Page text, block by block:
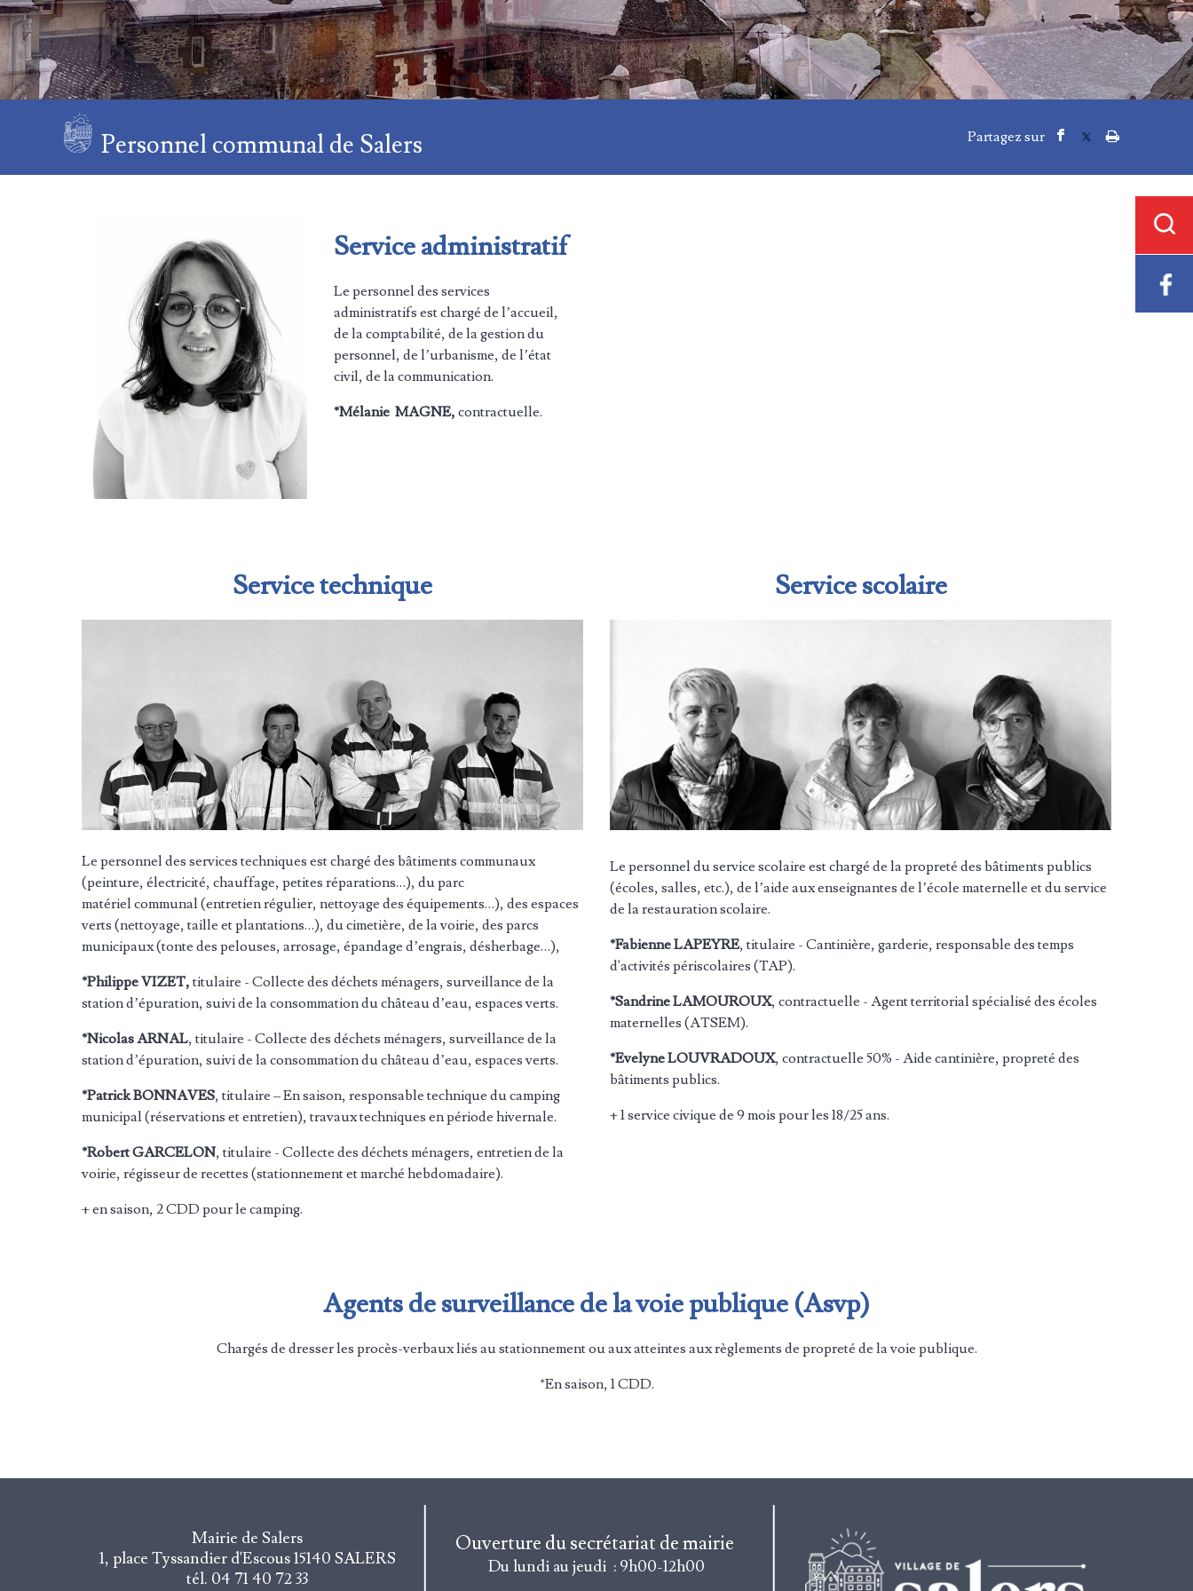
Personnel communal de Salers
Service administratif
Le personnel des services
administratifs est chargé de l’accueil,
de la comptabilité, de la gestion du
personnel, de l’urbanisme, de l’état
civil, de la communication.
*Mélanie MAGNE, contractuelle.
Service technique
Le personnel des services techniques est chargé des bâtiments communaux
(peinture, électricité, chauffage, petites réparations…), du parc
matériel communal (entretien régulier, nettoyage des équipements…), des espaces
verts (nettoyage, taille et plantations…), du cimetière, de la voirie, des parcs
municipaux (tonte des pelouses, arrosage, épandage d’engrais, désherbage…),
*Philippe VIZET, titulaire - Collecte des déchets ménagers, surveillance de la
station d’épuration, suivi de la consommation du château d’eau, espaces verts.
*Nicolas ARNAL, titulaire - Collecte des déchets ménagers, surveillance de la
station d’épuration, suivi de la consommation du château d’eau, espaces verts.
*Patrick BONNAVES, titulaire – En saison, responsable technique du camping
municipal (réservations et entretien), travaux techniques en période hivernale.
*Robert GARCELON, titulaire - Collecte des déchets ménagers, entretien de la
voirie, régisseur de recettes (stationnement et marché hebdomadaire).
+ en saison, 2 CDD pour le camping.
Service scolaire
Le personnel du service scolaire est chargé de la propreté des bâtiments publics
(écoles, salles, etc.), de l’aide aux enseignantes de l’école maternelle et du service
de la restauration scolaire.
*Fabienne LAPEYRE, titulaire - Cantinière, garderie, responsable des temps
d'activités périscolaires (TAP).
*Sandrine LAMOUROUX, contractuelle - Agent territorial spécialisé des écoles
maternelles (ATSEM).
*Evelyne LOUVRADOUX, contractuelle 50% - Aide cantinière, propreté des
bâtiments publics.
+ 1 service civique de 9 mois pour les 18/25 ans.
Agents de surveillance de la voie publique (Asvp)
Chargés de dresser les procès-verbaux liés au stationnement ou aux atteintes aux règlements de propreté de la voie publique.
*En saison, 1 CDD.
Mairie de Salers
1, place Tyssandier d'Escous15140 SALERS
tél. 04 71 40 72 33
Ouverture du secrétariat de mairie
Du lundi au jeudi : 9h00-12h00